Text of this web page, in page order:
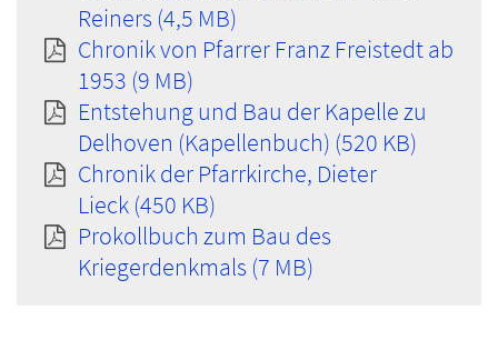
Reiners (4,5 MB)
Chronik von Pfarrer Franz Freistedt ab
1953 (9 MB)
Entstehung und Bau der Kapelle zu
Delhoven (Kapellenbuch) (520 KB)
Chronik der Pfarrkirche, Dieter
Lieck (450 KB)
Prokollbuch zum Bau des
Kriegerdenkmals (7 MB)